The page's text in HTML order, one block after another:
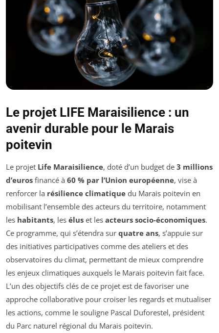
Le projet LIFE Maraisilience : un
avenir durable pour le Marais
poitevin
Le projet Life Maraisilience, doté d’un budget de 3 millions
d’euros financé à 60 % par l’Union européenne, vise à
renforcer la résilience climatique du Marais poitevin en
mobilisant l’ensemble des acteurs du territoire, notamment
les habitants, les élus et les acteurs socio-économiques.
Ce programme, qui s’étendra sur quatre ans, s’appuie sur
des initiatives participatives comme des ateliers et des
observatoires du climat, permettant de mieux comprendre
les enjeux climatiques auxquels le Marais poitevin fait face.
L’un des objectifs clés de ce projet est de favoriser une
approche collaborative pour croiser les regards et mutualiser
les actions, comme le souligne Pascal Duforestel, président
du Parc naturel régional du Marais poitevin.